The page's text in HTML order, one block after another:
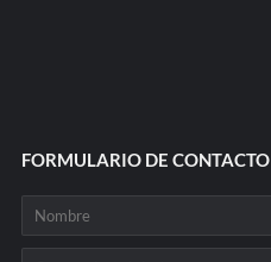
FORMULARIO DE CONTACTO